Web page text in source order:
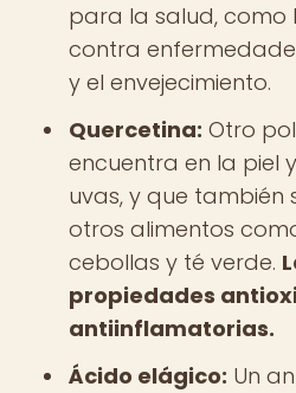
para la salud, como
contra
y el envejecimiento.
Quercetina: Otro
encuentra en la piel
uvas, y que también
otros alimentos
cebollas y té verde.
propiedades
antiinflamatorias.
Ácido elágico: Un